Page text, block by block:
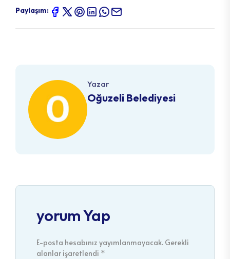
Paylaşım:
Yazar
Oğuzeli Belediyesi
yorum Yap
E-posta hesabınız yayımlanmayacak. Gerekli
alanlar işaretlendi *